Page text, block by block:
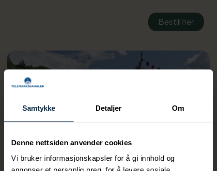
Samtykke Detaljer Om
Denne nettsiden anvender cookies
Vi bruker informasjonskapsler for å gi innhold og
Bestill her